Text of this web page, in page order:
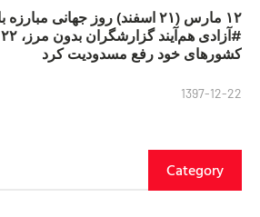
۱۲ مارس (۲۱ اسفند) روز جهانی
کشورهای خود رفع مسدودیت کرد
1397-12-22
Category